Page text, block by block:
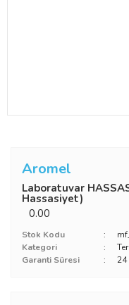
Aromel
Laboratuvar
Hassasiyet)
0.00
Stok Kodu
Kategori
Garanti Süresi
24